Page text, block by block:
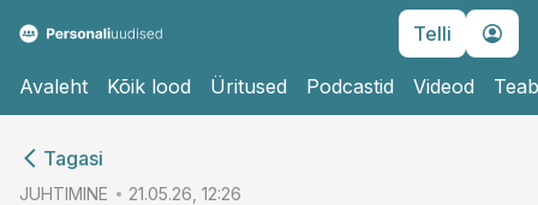
Telli
Avaleht Kõik lood Üritused Podcastid Videod
Tagasi
JUHTIMINE 21.05.26, 12:26